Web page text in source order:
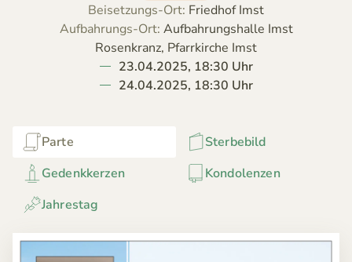
Beisetzungs-Ort: Friedhof Imst
Aufbahrungs-Ort: Aufbahrungshalle Imst
Rosenkranz, Pfarrkirche Imst
23.04.2025, 18:30 Uhr
24.04.2025, 18:30 Uhr
Parte
Sterbebild
Gedenkkerzen
Kondolenzen
Jahrestag